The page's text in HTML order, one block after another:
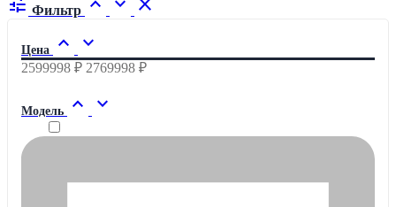
Фильтр
Цена expand_less expand_more
2599998 ₽ 2769998 ₽
Модель expand_less expand_more